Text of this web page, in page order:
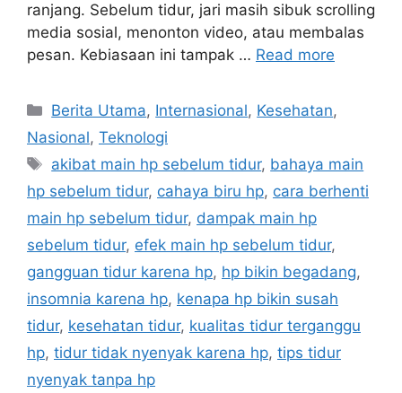
ranjang. Sebelum tidur, jari masih sibuk scrolling
media sosial, menonton video, atau membalas
pesan. Kebiasaan ini tampak … Read more
C
a
e
g
o
r
i
e
s
Berita Utama, Internasional, Kesehatan,
Nasional, Teknologi
T
a
s
akibat main hp sebelum tidur, bahaya main
hp sebelum tidur, cahaya biru hp, cara berhenti
main hp sebelum tidur, dampak main hp
sebelum tidur, efek main hp sebelum tidur,
gangguan tidur karena hp, hp bikin begadang,
insomnia karena hp, kenapa hp bikin susah
tidur, kesehatan tidur, kualitas tidur terganggu
hp, tidur tidak nyenyak karena hp, tips tidur
nyenyak tanpa hp